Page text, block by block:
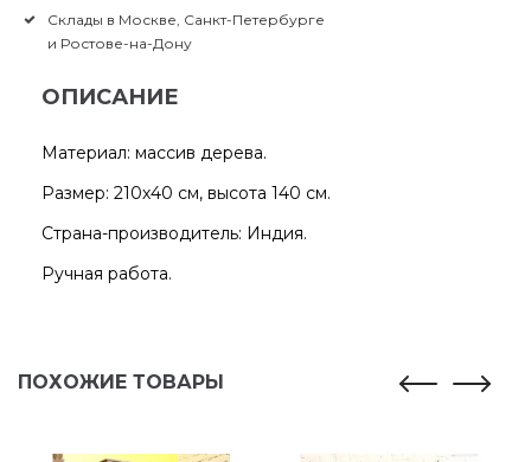
Склады в Москве, Санкт-Петербурге
и Ростове-на-Дону
ОПИСАНИЕ
Материал: массив дерева.
Размер: 210х40 см, высота 140 см.
Страна-производитель: Индия.
Ручная работа.
ПОХОЖИЕ ТОВАРЫ